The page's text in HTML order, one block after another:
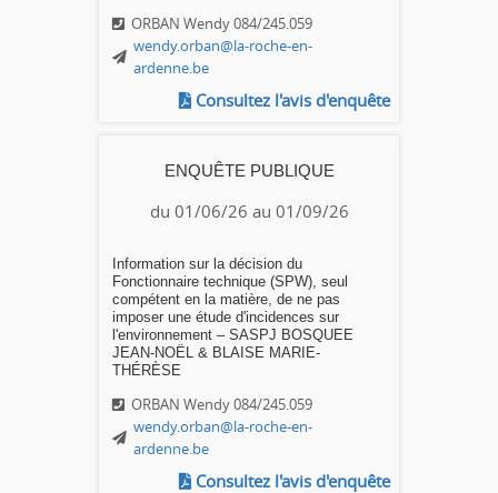
ORBAN Wendy 084/245.059
wendy.orban@la-roche-en-
ardenne.be
Consultez l'avis d'enquête
ENQUÊTE PUBLIQUE
du 01/06/26 au 01/09/26
Information sur la décision du
Fonctionnaire technique (SPW), seul
compétent en la matière, de ne pas
imposer une étude d'incidences sur
l'environnement – SASPJ BOSQUEE
JEAN-NOËL & BLAISE MARIE-
THÉRÈSE
ORBAN Wendy 084/245.059
wendy.orban@la-roche-en-
ardenne.be
Consultez l'avis d'enquête